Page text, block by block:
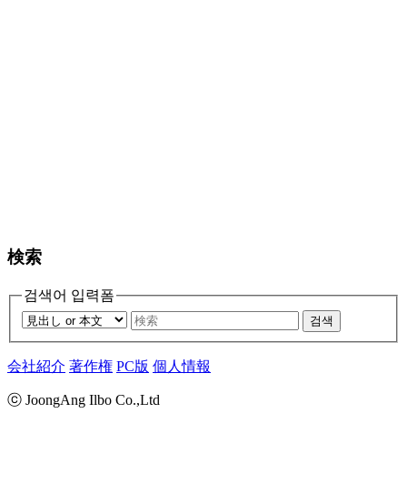
検索
검색어 입력폼
검색
会社紹介 著作権 PC版 個人情報
ⓒ JoongAng Ilbo Co.,Ltd